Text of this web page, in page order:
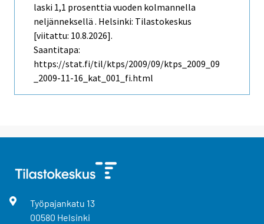
laski 1,1 prosenttia vuoden kolmannella
neljänneksellä . Helsinki: Tilastokeskus
[viitattu: 10.8.2026].
Saantitapa:
https://stat.fi/til/ktps/2009/09/ktps_2009_09
_2009-11-16_kat_001_fi.html
Työpajankatu 13
00580 Helsinki